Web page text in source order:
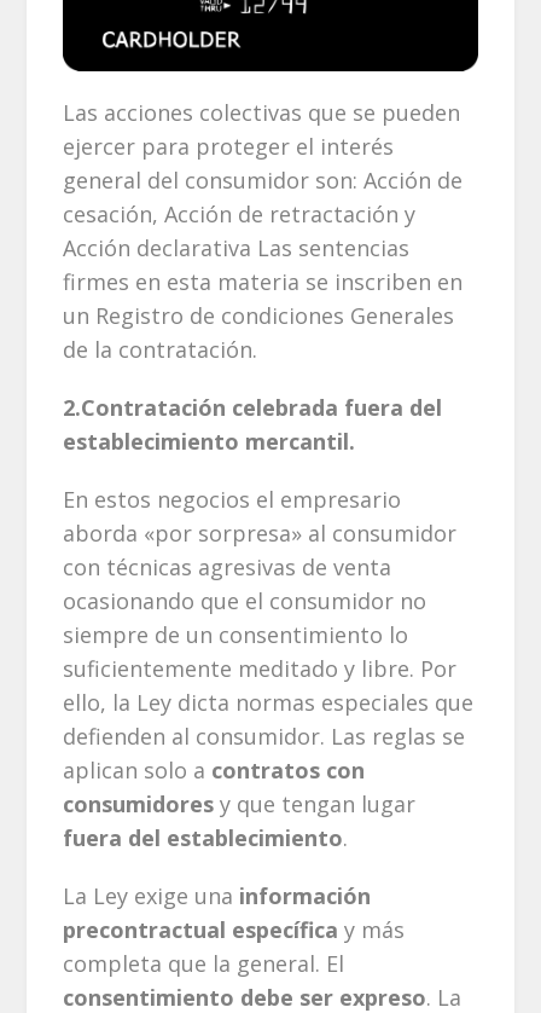
Las acciones colectivas que se pueden
ejercer para proteger el interés
general del consumidor son: Acción de
cesación, Acción de retractación y
Acción declarativa Las sentencias
firmes en esta materia se inscriben en
un Registro de condiciones Generales
de la contratación.
2.Contratación celebrada fuera del
establecimiento mercantil.
En estos negocios el empresario
aborda «por sorpresa» al consumidor
con técnicas agresivas de venta
ocasionando que el consumidor no
siempre de un consentimiento lo
suficientemente meditado y libre. Por
ello, la Ley dicta normas especiales que
defienden al consumidor. Las reglas se
aplican solo a contratos con
consumidores y que tengan lugar
fuera del establecimiento.
La Ley exige una información
precontractual específica y más
completa que la general. El
consentimiento debe ser expreso. La